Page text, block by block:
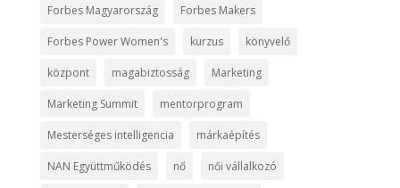
Forbes Magyarország Forbes Makers
Forbes Power Women's kurzus könyvelő
központ magabiztosság Marketing
Marketing Summit mentorprogram
Mesterséges intelligencia márkaépítés
NAN Együttműködés nő női vállalkozó